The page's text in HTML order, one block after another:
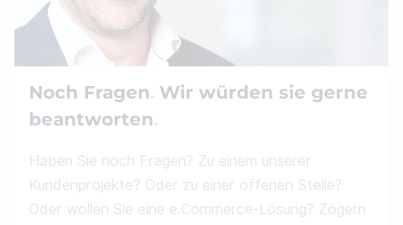
Noch Fragen Wir würden sie gerne
beantworten
Haben Sie noch Fragen? Zu einem unserer
Kundenprojekte? Oder zu einer offenen Stelle?
Oder wollen Sie eine e.Commerce-Lösung? Zögern